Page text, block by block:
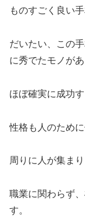
ものすごく良い手
だいたい、この
に秀でたモノが
ほぼ確実に成功
性格も人のため
周りに人が集ま
職業に関わらず
す。